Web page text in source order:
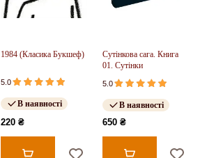
1984 (Класика Букшеф)
5.0
В наявності
220 ₴
Сутінкова сага. Книга
01. Сутінки
5.0
В наявності
650 ₴